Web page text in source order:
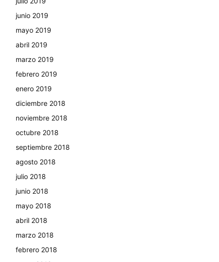
junio 2019
mayo 2019
abril 2019
marzo 2019
febrero 2019
enero 2019
diciembre 2018
noviembre 2018
octubre 2018
septiembre 2018
agosto 2018
julio 2018
junio 2018
mayo 2018
abril 2018
marzo 2018
febrero 2018